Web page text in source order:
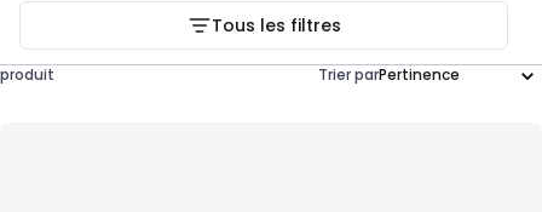
Tous les filtres
produit Trier par